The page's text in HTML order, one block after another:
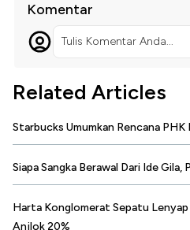
Komentar
Tulis Komentar Anda...
Related Articles
Starbucks Umumkan Rencana PHK
Siapa Sangka Berawal Dari Ide Gila,
Harta Konglomerat Sepatu Lenyap
Anjlok 20%